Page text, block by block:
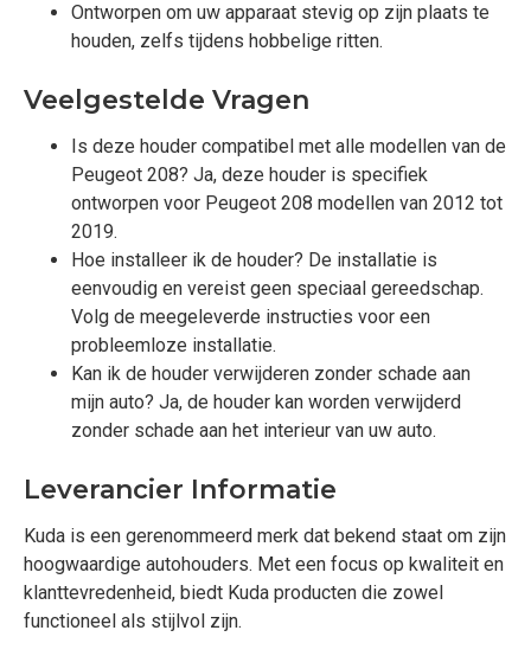
Ontworpen om uw apparaat stevig op zijn plaats te
houden, zelfs tijdens hobbelige ritten.
Veelgestelde Vragen
Is deze houder compatibel met alle modellen van de
Peugeot 208? Ja, deze houder is specifiek
ontworpen voor Peugeot 208 modellen van 2012 tot
2019.
Hoe installeer ik de houder? De installatie is
eenvoudig en vereist geen speciaal gereedschap.
Volg de meegeleverde instructies voor een
probleemloze installatie.
Kan ik de houder verwijderen zonder schade aan
mijn auto? Ja, de houder kan worden verwijderd
zonder schade aan het interieur van uw auto.
Leverancier Informatie
Kuda is een gerenommeerd merk dat bekend staat om zijn
hoogwaardige autohouders. Met een focus op kwaliteit en
klanttevredenheid, biedt Kuda producten die zowel
functioneel als stijlvol zijn.